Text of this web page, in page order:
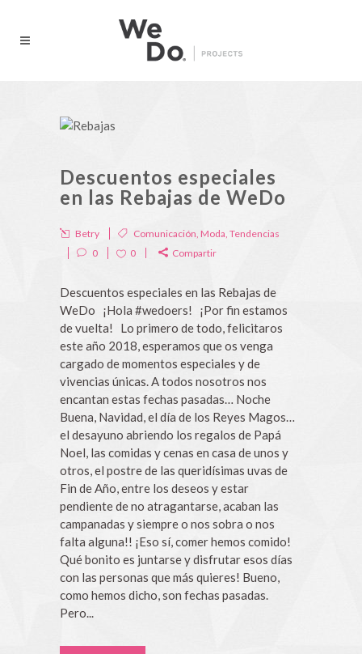
Descuentos especiales
en las Rebajas de WeDo
Betry Comunicación, Moda, Tendencias
0
0 Compartir
Descuentos especiales en las Rebajas de
WeDo ¡Hola #wedoers! ¡Por fin estamos
de vuelta! Lo primero de todo, felicitaros
este año 2018, esperamos que os venga
cargado de momentos especiales y de
vivencias únicas. A todos nosotros nos
encantan estas fechas pasadas… Noche
Buena, Navidad, el día de los Reyes Magos…
el desayuno abriendo los regalos de Papá
Noel, las comidas y cenas en casa de unos y
otros, el postre de las queridísimas uvas de
Fin de Año, entre los deseos y estar
pendiente de no atragantarse, acaban las
campanadas y siempre o nos sobra o nos
falta alguna!! ¡Eso sí, comer hemos comido!
Qué bonito es juntarse y disfrutar esos días
con las personas que más quieres! Bueno,
como hemos dicho, son fechas pasadas.
Pero...